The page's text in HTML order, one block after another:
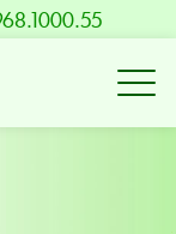
Kế